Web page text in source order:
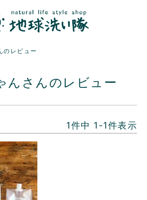
のレビュー
んさんのレビュー
1件中 1 -1件表示